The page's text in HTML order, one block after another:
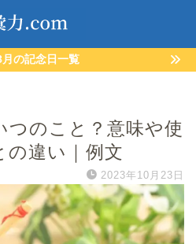
の記念日一覧
つのこと？意味や使
の違い｜例文
2023年10月23日